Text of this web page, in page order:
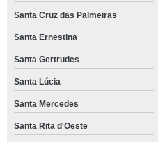
Santa Cruz das Palmeiras
Santa Ernestina
Santa Gertrudes
Santa Lúcia
Santa Mercedes
Santa Rita d'Oeste